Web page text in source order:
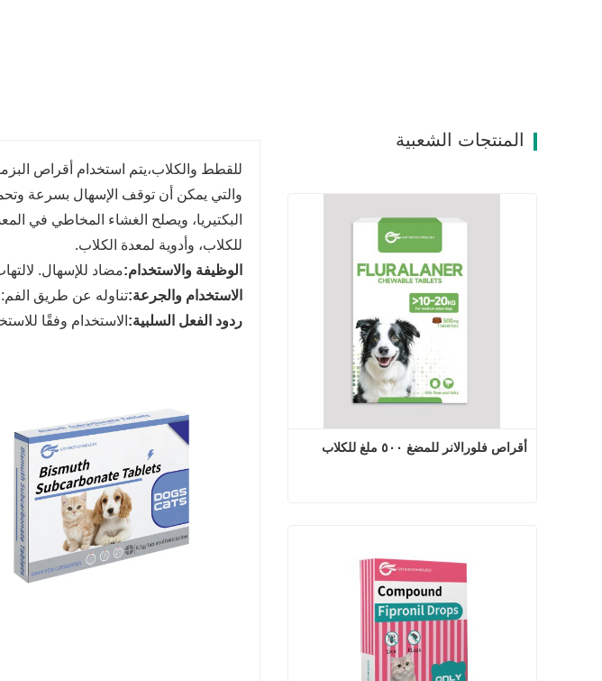
للقطط والكلاب،يتم استخدام أقراص
والتي يمكن أن توقف الإسهال بسرعة
البكتيريا، ويصلح الغشاء المخاطي في
للكلاب، وأدوية لمعدة الكلاب.
الوظيفة والاستخدام:مضاد للإسهال.
الاستخدام والجرعة:تناوله عن طريق الفم: جرعة واحدة، 0.3 إلى 2 جم
ردود الفعل السلبية: الاستخدام وفقًا
المنتجات الشعبية
أقراص فلورالانر للمضغ ٥٠٠ ملغ للكلاب
اتصل الآن